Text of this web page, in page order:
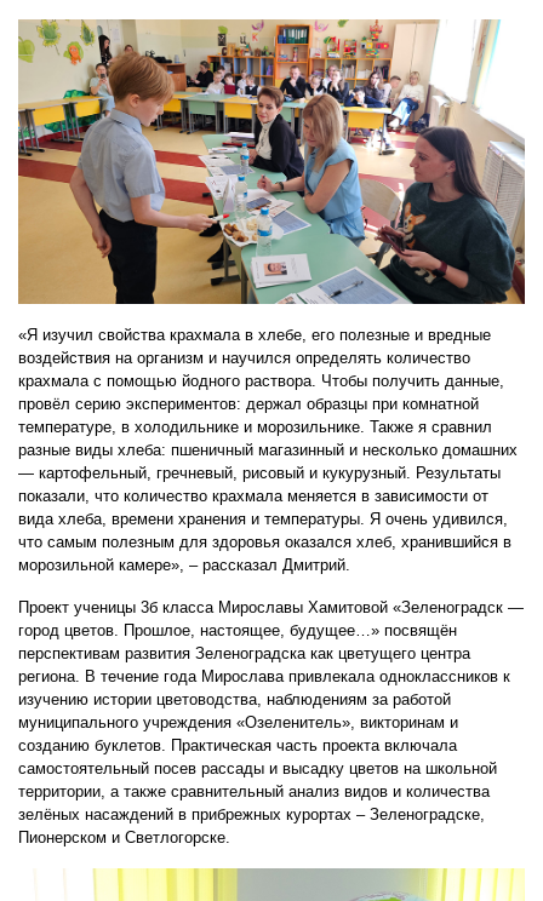
«Я изучил свойства крахмала в хлебе, его полезные и вредные
воздействия на организм и научился определять количество
крахмала с помощью йодного раствора. Чтобы получить данные,
провёл серию экспериментов: держал образцы при комнатной
температуре, в холодильнике и морозильнике. Также я сравнил
разные виды хлеба: пшеничный магазинный и несколько домашних
— картофельный, гречневый, рисовый и кукурузный. Результаты
показали, что количество крахмала меняется в зависимости от
вида хлеба, времени хранения и температуры. Я очень удивился,
что самым полезным для здоровья оказался хлеб, хранившийся в
морозильной камере», – рассказал Дмитрий.
Проект ученицы 3б класса Мирославы Хамитовой «Зеленоградск —
город цветов. Прошлое, настоящее, будущее…» посвящён
перспективам развития Зеленоградска как цветущего центра
региона. В течение года Мирослава привлекала одноклассников к
изучению истории цветоводства, наблюдениям за работой
муниципального учреждения «Озеленитель», викторинам и
созданию буклетов. Практическая часть проекта включала
самостоятельный посев рассады и высадку цветов на школьной
территории, а также сравнительный анализ видов и количества
зелёных насаждений в прибрежных курортах – Зеленоградске,
Пионерском и Светлогорске.